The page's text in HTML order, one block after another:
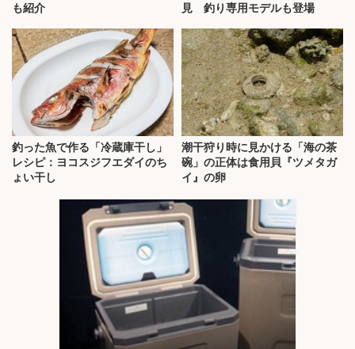
も紹介
見 釣り専用モデルも登場
釣った魚で作る「冷蔵庫干し」
レシピ：ヨコスジフエダイのち
ょい干し
潮干狩り時に見かける「海の茶
碗」の正体は食用貝『ツメタガ
イ』の卵